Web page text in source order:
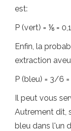
est:
P (vert) = ⅙ =
Enfin, la
extraction
P (bleu) = 3/6 =
Il peut vous
Autrement dit,
bleu dans l'un